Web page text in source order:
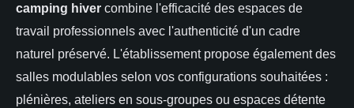
camping hiver combine l'efficacité des espaces de
travail professionnels avec l'authenticité d'un cadre
naturel préservé. L'établissement propose également des
salles modulables selon vos configurations souhaitées :
plénières, ateliers en sous-groupes ou espaces détente